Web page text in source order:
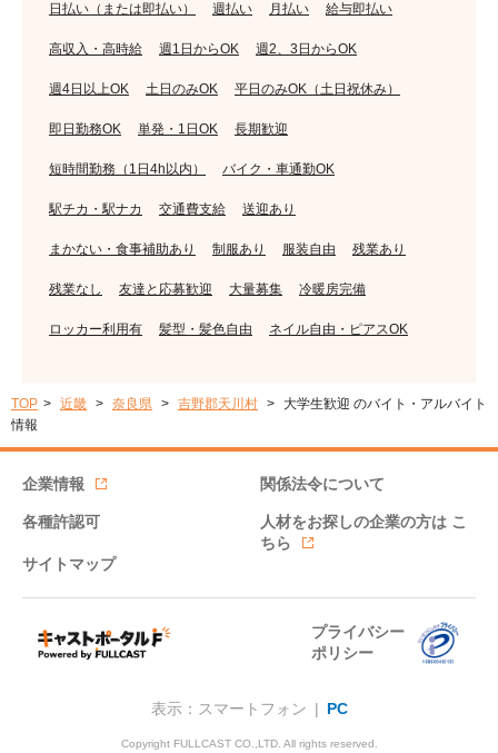
日払い（または即払い） 週払い 月払い 給与即払い
高収入・高時給 週1日からOK 週2、3日からOK
週4日以上OK 土日のみOK 平日のみOK（土日祝休み）
即日勤務OK 単発・1日OK 長期歓迎
短時間勤務（1日4h以内） バイク・車通勤OK
駅チカ・駅ナカ 交通費支給 送迎あり
まかない・食事補助あり 制服あり 服装自由 残業あり
残業なし 友達と応募歓迎 大量募集 冷暖房完備
ロッカー利用有 髪型・髪色自由 ネイル自由・ピアスOK
TOP 近畿 奈良県 吉野郡天川村
大学生歓迎 のバイト・アルバイト
情報
企業情報 関係法令について
各種許認可 人材をお探しの企業の方は こ
ちら
サイトマップ
プライバシー
ポリシー
表示：スマートフォン | PC
Copyright FULLCAST CO.,LTD. All rights reserved.